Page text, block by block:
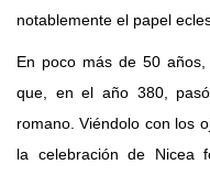
notablemente el papel
En poco más de 50
que, en el año 380,
romano. Viéndolo con los
la celebración de Nicea